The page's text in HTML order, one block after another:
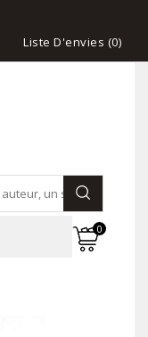
Liste D'envies (0)
0